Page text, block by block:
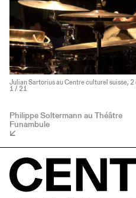
Julian Sartorius au Centre culturel suisse,
1 / 21
Philippe Soltermann au Théâtre
Funambule